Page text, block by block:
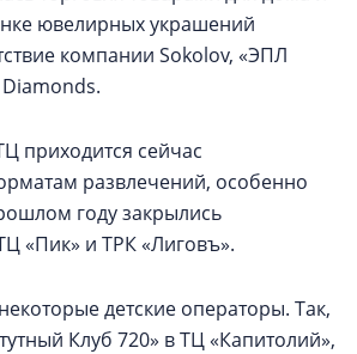
ювелирных украшений
компании Sokolov, «ЭПЛ
приходится сейчас
развлечений, особенно
году закрылись
«Пик» и ТРК «Лиговъ».
детские операторы. Так,
Клуб 720» в ТЦ «Капитолий»,